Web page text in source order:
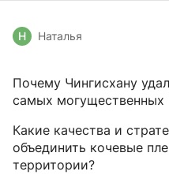
Н Наталья
Почему Чингисхану
самых
Какие качества и
объединить кочевые
территории?